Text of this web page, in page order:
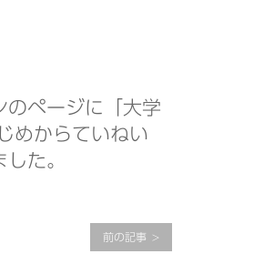
のページに「大学
めからていねい
た。
前の記事